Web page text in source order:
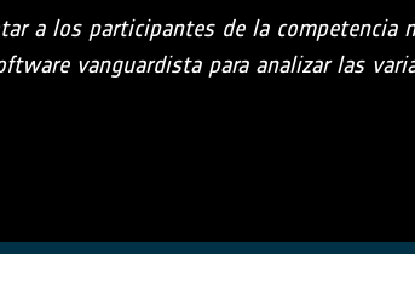
a los participantes de la competencia
vanguardista para analizar las